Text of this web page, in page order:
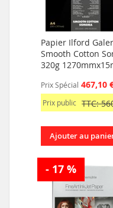
Papier Ilford
Smooth Cotton
320g
Prix Spécial 467,10
Prix public TTC:
Ajouter au
- 17 %